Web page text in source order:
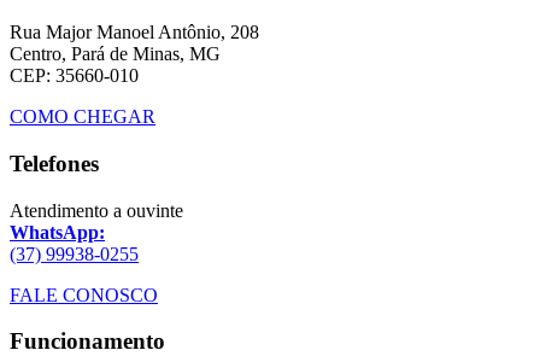
Rua Major Manoel Antônio, 208
Centro, Pará de Minas, MG
CEP: 35660-010
COMO CHEGAR
Telefones
Atendimento a ouvinte
WhatsApp:
(37) 99938-0255
FALE CONOSCO
Funcionamento